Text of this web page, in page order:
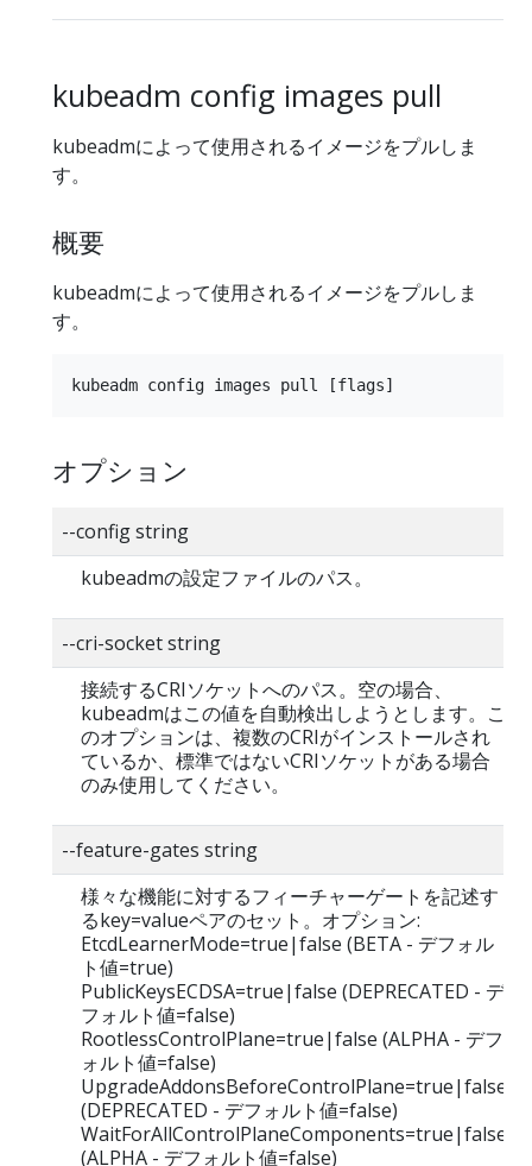
kubeadm config images pull
kubeadmによって使用されるイメージをプルしま
す。
概要
kubeadmによって使用されるイメージをプルしま
す。
オプション
--config string
kubeadmの設定ファイルのパス。
--cri-socket string
接続するCRIソケットへのパス。空の場合、
kubeadmはこの値を自動検出しようとします。こ
のオプションは、複数のCRIがインストールされ
ているか、標準ではないCRIソケットがある場合
のみ使用してください。
--feature-gates string
様々な機能に対するフィーチャーゲートを記述す
るkey=valueペアのセット。オプション:
EtcdLearnerMode=true|false (BETA - デフォル
ト値=true)
PublicKeysECDSA=true|false (DEPRECATED - デ
フォルト値=false)
RootlessControlPlane=true|false (ALPHA - デフ
ォルト値=false)
UpgradeAddonsBeforeControlPlane=true|false
(DEPRECATED - デフォルト値=false)
WaitForAllControlPlaneComponents=true|false
(ALPHA - デフォルト値=false)